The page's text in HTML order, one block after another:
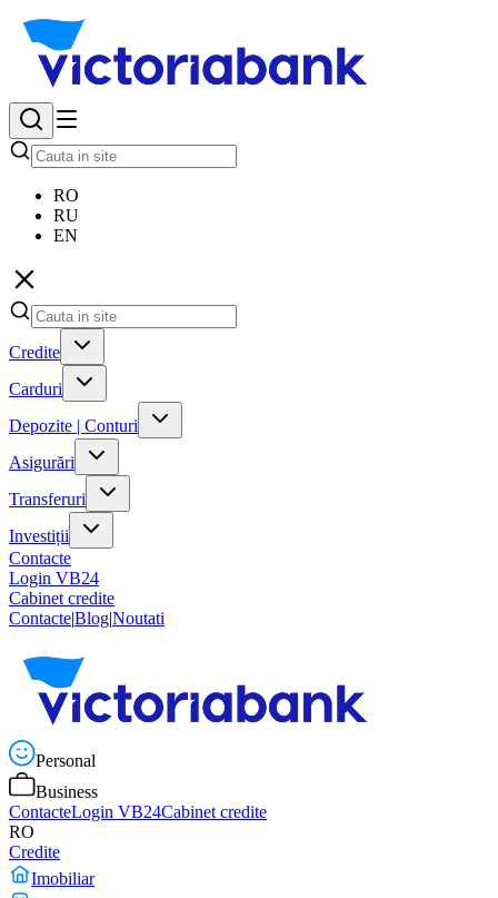
RO
RU
EN
Credite
Carduri
Depozite | Conturi
Asigurări
Transferuri
Investiții
Contacte
Login VB24
Cabinet credite
Contacte|Blog|Noutati
Personal
Business
ContacteLogin VB24Cabinet credite
RO
Credite
Imobiliar